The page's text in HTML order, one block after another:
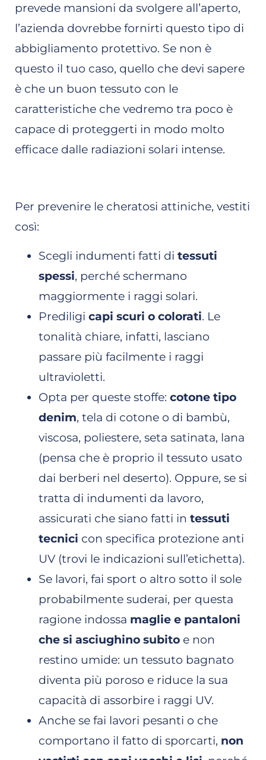
prevede mansioni da svolgere all’aperto,
l’azienda dovrebbe fornirti questo tipo di
abbigliamento protettivo. Se non è
questo il tuo caso, quello che devi sapere
è che un buon tessuto con le
caratteristiche che vedremo tra poco è
capace di proteggerti in modo molto
efficace dalle radiazioni solari intense.
Per prevenire le cheratosi attiniche, vestiti
così:
Scegli indumenti fatti di tessuti
spessi, perché schermano
maggiormente i raggi solari.
Prediligi capi scuri o colorati. Le
tonalità chiare, infatti, lasciano
passare più facilmente i raggi
ultravioletti.
Opta per queste stoffe: cotone tipo
denim, tela di cotone o di bambù,
viscosa, poliestere, seta satinata, lana
(pensa che è proprio il tessuto usato
dai berberi nel deserto). Oppure, se si
tratta di indumenti da lavoro,
assicurati che siano fatti in tessuti
tecnici con specifica protezione anti
UV (trovi le indicazioni sull’etichetta).
Se lavori, fai sport o altro sotto il sole
probabilmente suderai, per questa
ragione indossa maglie e pantaloni
che si asciughino subito e non
restino umide: un tessuto bagnato
diventa più poroso e riduce la sua
capacità di assorbire i raggi UV.
Anche se fai lavori pesanti o che
comportano il fatto di sporcarti, non